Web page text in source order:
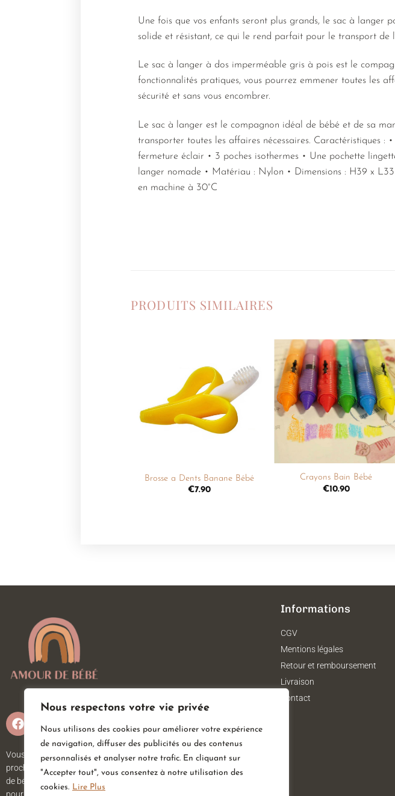
Nous respectons votre vie privée
Nous utilisons des cookies pour améliorer votre expérience
de navigation, diffuser des publicités ou des contenus
personnalisés et analyser notre trafic. En cliquant sur
"Accepter tout", vous consentez à notre utilisation des
cookies. Lire Plus
Une fois que vos enfants seront plus grands, le sac à langer
solide et résistant, ce qui le rend parfait pour le transport de
Le sac à langer à dos imperméable gris à pois est le
fonctionnalités pratiques, vous pourrez emmener toutes les
sécurité et sans vous encombrer.
Le sac à langer est le compagnon idéal de bébé et de sa
transporter toutes les affaires nécessaires. Caractéristiques :
fermeture éclair • 3 poches isothermes • Une pochette
langer nomade • Matériau : Nylon • Dimensions : H39 x
en machine à 30°C
PRODUITS SIMILAIRES
Ajouter
à la
liste de
souhaits
Brosse a Dents Banane Bébé
€7.90
Ajouter
à la
liste de
souhaits
Crayons Bain Bébé
€10.90
Vous attendez un heureux événement ou vous ou vos
proches viennent d’accueillir un petit trésor ? Sur Amour
de bébé, vous trouverez tout ce dont vous avez besoin
Informations
CGV
Mentions légales
Retour et remboursement
Livraison
Contact